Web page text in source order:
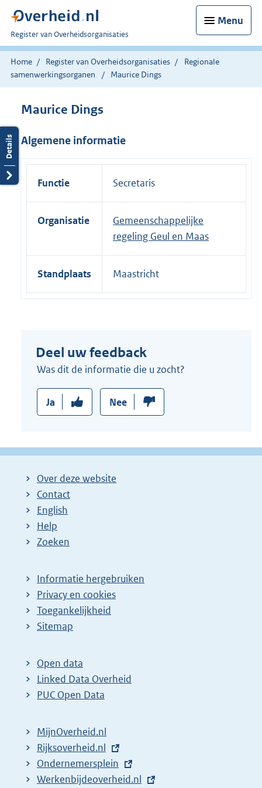
Menu
U
bent
nu
hier:
Register van Overheidsorganisaties
Home Register van Overheidsorganisaties
Regionale
samenwerkingsorganen
Maurice Dings
Maurice Dings
Algemene informatie
Functie Secretaris
Organisatie
Gemeenschappelijke
regeling Geul en Maas
Standplaats Maastricht
Deel uw feedback
Was dit de informatie die u zocht?
Ja Nee
Over deze website
Contact
English
Help
Zoeken
Informatie hergebruiken
Privacy en cookies
Toegankelijkheid
Sitemap
Open data
Linked Data Overheid
PUC Open Data
MijnOverheid.nl
E
x
t
Rijksoverheid.nl
E
x
Ondernemersplein
E
Werkenbijdeoverheid.nl